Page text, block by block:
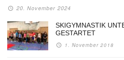
20. November 2024
SKIGYMNASTIK
GESTARTET
1. November 2018